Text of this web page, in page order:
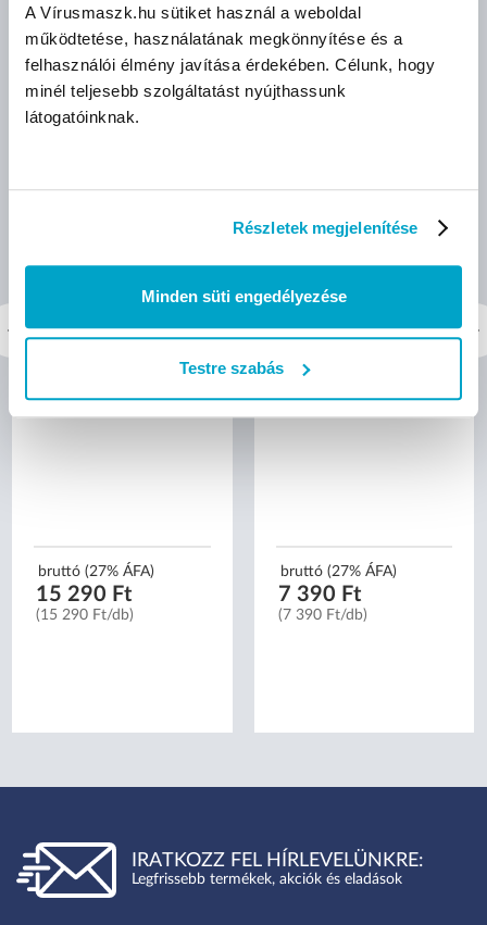
A Vírusmaszk.hu sütiket használ a weboldal
működtetése, használatának megkönnyítése és a
felhasználói élmény javítása érdekében. Célunk, hogy
minél teljesebb szolgáltatást nyújthassunk
látogatóinknak.
Részletek megjelenítése
Minden süti engedélyezése
Testre szabás
AJÁNLOTT TERMÉKEK
akkumulátorral - 1 készlet
bruttó (27% ÁFA)
15 290 Ft
(15 290 Ft/db)
Elysium E2 felkaros
vérnyomásmérő
(mandzsetta: 22-42 cm)
bruttó (27% ÁFA)
7 390 Ft
(7 390 Ft/db)
IRATKOZZ FEL HÍRLEVELÜNKRE:
Legfrissebb termékek, akciók és eladások